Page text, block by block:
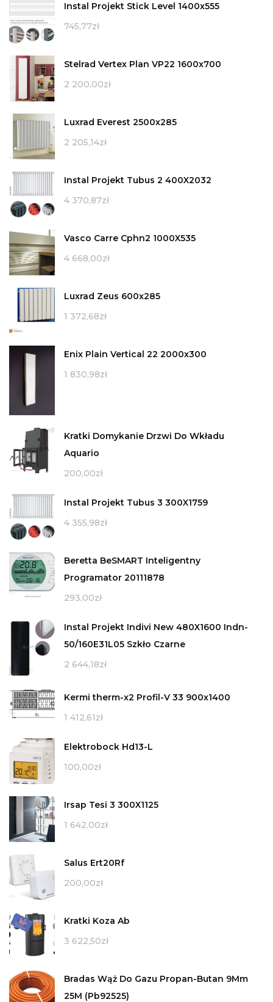
Instal Projekt Stick Level 1400x555
745,77zł
Stelrad Vertex Plan VP22 1600x700
2 200,00zł
Luxrad Everest 2500x285
2 205,14zł
Instal Projekt Tubus 2 400X2032
4 370,87zł
Vasco Carre Cphn2 1000X535
4 668,00zł
Luxrad Zeus 600x285
1 372,68zł
Enix Plain Vertical 22 2000x300
1 830,98zł
Kratki Domykanie Drzwi Do Wkładu
Aquario
200,00zł
Instal Projekt Tubus 3 300X1759
4 355,98zł
Beretta BeSMART Inteligentny
Programator 20111878
293,00zł
Instal Projekt Indivi New 480X1600 Indn-
50/160E31L05 Szkło Czarne
2 644,18zł
Kermi therm-x2 Profil-V 33 900x1400
1 412,61zł
Elektrobock Hd13-L
100,00zł
Irsap Tesi 3 300X1125
1 642,00zł
Salus Ert20Rf
200,00zł
Kratki Koza Ab
3 622,50zł
Bradas Wąż Do Gazu Propan-Butan 9Mm
25M (Pb92525)